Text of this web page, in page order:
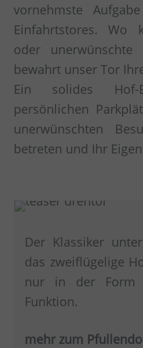
vornehmste
Einfahrtstores. Wo
oder unerwünschte
bewahrt unser Tor
Ein solides Hof-
persönlichen
unerwünschten
betreten und Ihr
Der Klassiker
das zweiflügelige
nur in der Form
Funktion.
mehr zum